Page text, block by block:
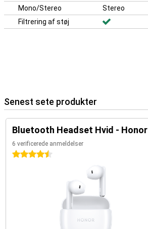
Mono/Stereo
Stereo
Filtrering af støj
Senest sete produkter
Bluetooth Headset Hvid - Honor
6 verificerede anmeldelser
4.5 stjerner